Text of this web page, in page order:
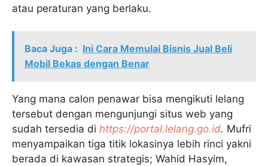
atau peraturan yang berlaku.
Baca Juga : Ini Cara Memulai Bisnis Jual Beli
Mobil Bekas dengan Benar
Yang mana calon penawar bisa mengikuti lelang
tersebut dengan mengunjungi situs web yang
sudah tersedia di https://portal.lelang.go.id. Mufri
menyampaikan tiga titik lokasinya lebih rinci yakni
berada di kawasan strategis; Wahid Hasyim,